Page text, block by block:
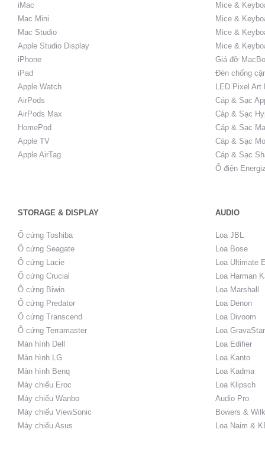
iMac
Mac Mini
Mac Studio
Apple Studio Display
iPhone
iPad
Apple Watch
AirPods
AirPods Max
HomePod
Apple TV
Apple AirTag
Mice &
Mice &
Mice &
Mice &
Giá đỡ
Đèn chống
LED Pixel Art
Cáp & Sạc
Cáp & Sạc
Cáp & Sạc
Cáp & Sạc
Cáp & Sạc
Ổ điện
STORAGE & DISPLAY AUDIO
Ổ cứng Toshiba
Ổ cứng Seagate
Ổ cứng Lacie
Ổ cứng Crucial
Ổ cứng Biwin
Ổ cứng Predator
Ổ cứng Transcend
Ổ cứng Terramaster
Màn hình Dell
Màn hình LG
Màn hình Benq
Máy chiếu Eroc
Máy chiếu Wanbo
Máy chiếu ViewSonic
Máy chiếu Asus
Loa JBL
Loa Bose
Loa Ultimate
Loa Harman
Loa Marshall
Loa Denon
Loa Divoom
Loa GravaStar
Loa Edifier
Loa Kanto
Loa Kadma
Loa Klipsch
Audio Pro
Bowers &
Loa Naim &